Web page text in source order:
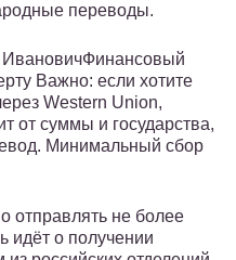
переводы.
ИвановичФинансовый
Важно: если хотите
Western Union,
от суммы и государства,
Минимальный сбор
отправлять не более
идёт о получении